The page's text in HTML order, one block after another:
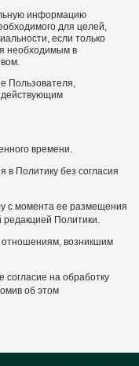
информацию
для целей,
если только
необходимым в
Пользователя,
действующим
времени.
в Политику без согласия
с момента ее размещения
Политики.
отношениям, возникшим
согласие на обработку
об этом